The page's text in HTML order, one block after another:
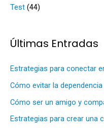
Test (44)
Últimas Entradas
Estrategias para conectar
Cómo evitar la
Cómo ser un amigo y
Estrategias para crear una